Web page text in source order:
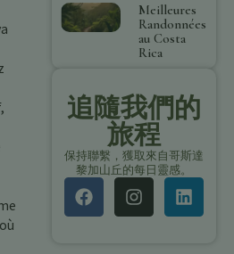
Meilleures
Randonnées
au Costa
Rica
追隨我們的
旅程
保持聯繫，獲取來自哥斯達
黎加山丘的每日靈感。